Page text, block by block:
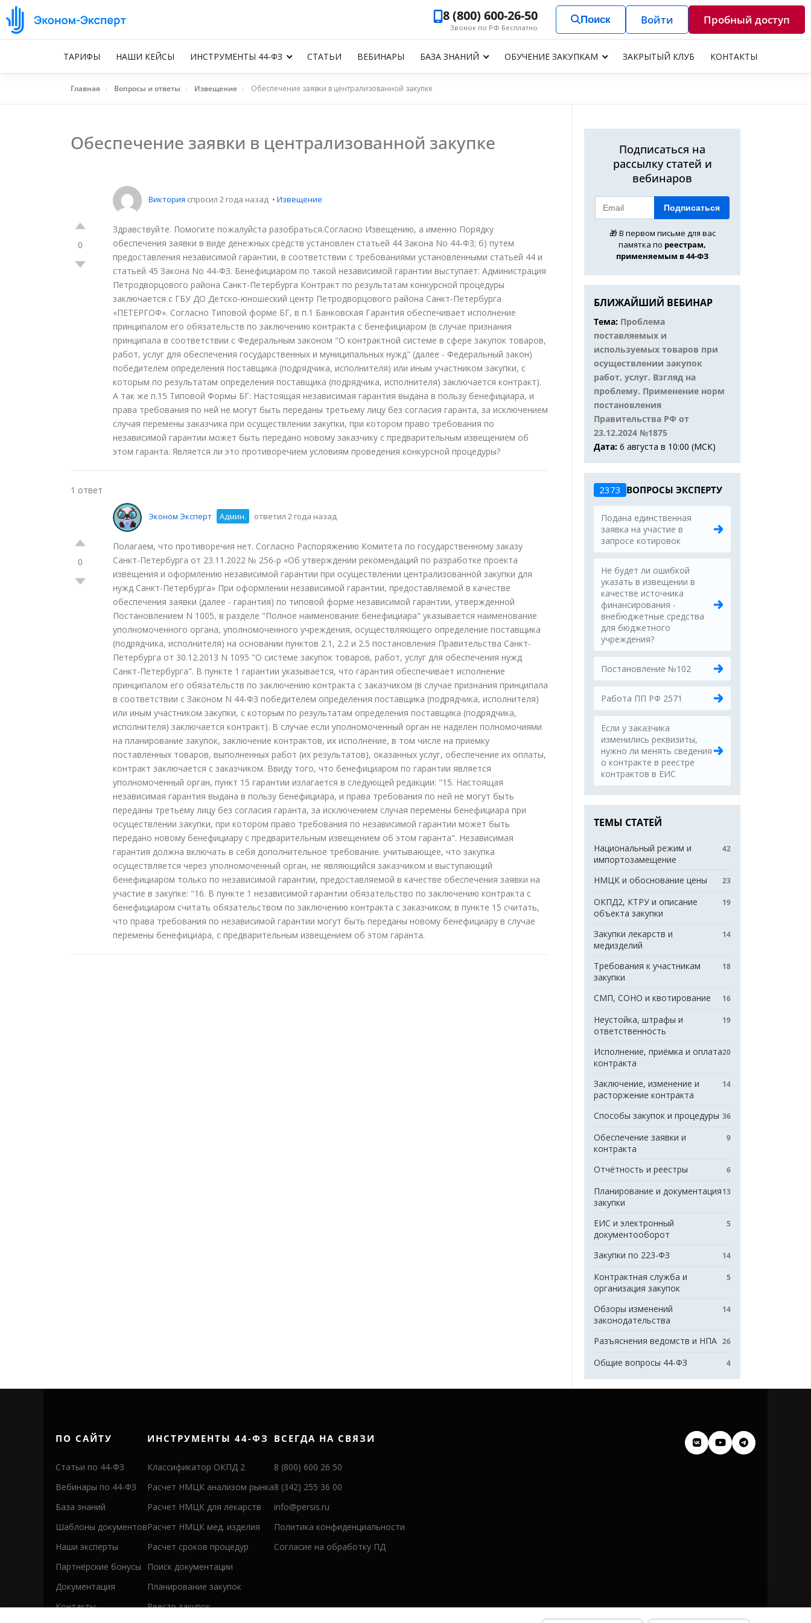
8 (800) 600-26-50
Звонок по РФ Бесплатно
Поиск Войти Пробный доступ
ТАРИФЫ НАШИ КЕЙСЫ ИНСТРУМЕНТЫ 44-ФЗ СТАТЬИ ВЕБИНАРЫ БАЗА ЗНАНИЙ ОБУЧЕНИЕ ЗАКУПКАМ ЗАКРЫТЫЙ КЛУБ КОНТАКТЫ
Главная › Вопросы и ответы › Извещение › Обеспечение заявки в централизованной закупке
Обеспечение заявки в централизованной закупке
0
Виктория спросил 2 года назад • Извещение
Здравствуйте. Помогите пожалуйста разобраться.Согласно Извещению, а именно Порядку
обеспечения заявки в виде денежных средств установлен статьей 44 Закона No 44-ФЗ; б) путем
предоставления независимой гарантии, в соответствии с требованиями установленными статьей 44 и
статьей 45 Закона No 44-ФЗ. Бенефициаром по такой независимой гарантии выступает: Администрация
Петродворцового района Санкт-Петербурга Контракт по результатам конкурсной процедуры
заключается с ГБУ ДО Детско-юношеский центр Петродворцового района Санкт-Петербурга
«ПЕТЕРГОФ». Согласно Типовой форме БГ, в п.1 Банковская Гарантия обеспечивает исполнение
принципалом его обязательств по заключению контракта с бенефициаром (в случае признания
принципала в соответствии с Федеральным законом "О контрактной системе в сфере закупок товаров,
работ, услуг для обеспечения государственных и муниципальных нужд" (далее - Федеральный закон)
победителем определения поставщика (подрядчика, исполнителя) или иным участником закупки, с
которым по результатам определения поставщика (подрядчика, исполнителя) заключается контракт).
А так же п.15 Типовой Формы БГ: Настоящая независимая гарантия выдана в пользу бенефициара, и
права требования по ней не могут быть переданы третьему лицу без согласия гаранта, за исключением
случая перемены заказчика при осуществлении закупки, при котором право требования по
независимой гарантии может быть передано новому заказчику с предварительным извещением об
этом гаранта. Является ли это противоречием условиям проведения конкурсной процедуры?
1 ответ
0
Эконом Эксперт Админ. ответил 2 года назад
Полагаем, что противоречия нет. Согласно Распоряжению Комитета по государственному заказу
Санкт-Петербурга от 23.11.2022 № 256-р «Об утверждении рекомендаций по разработке проекта
извещения и оформлению независимой гарантии при осуществлении централизованной закупки для
нужд Санкт-Петербурга» При оформлении независимой гарантии, предоставляемой в качестве
обеспечения заявки (далее - гарантия) по типовой форме независимой гарантии, утвержденной
Постановлением N 1005, в разделе "Полное наименование бенефициара" указывается наименование
уполномоченного органа, уполномоченного учреждения, осуществляющего определение поставщика
(подрядчика, исполнителя) на основании пунктов 2.1, 2.2 и 2.5 постановления Правительства Санкт-
Петербурга от 30.12.2013 N 1095 "О системе закупок товаров, работ, услуг для обеспечения нужд
Санкт-Петербурга". В пункте 1 гарантии указывается, что гарантия обеспечивает исполнение
принципалом его обязательств по заключению контракта с заказчиком (в случае признания принципала
в соответствии с Законом N 44-ФЗ победителем определения поставщика (подрядчика, исполнителя)
или иным участником закупки, с которым по результатам определения поставщика (подрядчика,
исполнителя) заключается контракт). В случае если уполномоченный орган не наделен полномочиями
на планирование закупок, заключение контрактов, их исполнение, в том числе на приемку
поставленных товаров, выполненных работ (их результатов), оказанных услуг, обеспечение их оплаты,
контракт заключается с заказчиком. Ввиду того, что бенефициаром по гарантии является
уполномоченный орган, пункт 15 гарантии излагается в следующей редакции: "15. Настоящая
независимая гарантия выдана в пользу бенефициара, и права требования по ней не могут быть
переданы третьему лицу без согласия гаранта, за исключением случая перемены бенефициара при
осуществлении закупки, при котором право требования по независимой гарантии может быть
передано новому бенефициару с предварительным извещением об этом гаранта". Независимая
гарантия должна включать в себя дополнительное требование. учитывающее, что закупка
осуществляется через уполномоченный орган, не являющийся заказчиком и выступающий
бенефициаром только по независимой гарантии, предоставляемой в качестве обеспечения заявки на
участие в закупке: "16. В пункте 1 независимой гарантии обязательство по заключению контракта с
бенефициаром считать обязательством по заключению контракта с заказчиком; в пункте 15 считать,
что права требования по независимой гарантии могут быть переданы новому бенефициару в случае
перемены бенефициара, с предварительным извещением об этом гаранта.
Подписаться на
рассылку статей и
вебинаров
Подписаться
🎁 В первом письме для вас
памятка по реестрам,
применяемым в 44-ФЗ
БЛИЖАЙШИЙ ВЕБИНАР
Тема: Проблема
поставляемых и
используемых товаров при
осуществлении закупок
работ, услуг. Взгляд на
проблему. Применение норм
постановления
Правительства РФ от
23.12.2024 №1875
Дата: 6 августа в 10:00 (МСК)
2373 ВОПРОСЫ ЭКСПЕРТУ
Подана единственная
заявка на участие в
запросе котировок
Не будет ли ошибкой
указать в извещении в
качестве источника
финансирования -
внебюджетные средства
для бюджетного
учреждения?
Постановление №102
Работа ПП РФ 2571
Если у заказчика
изменились реквизиты,
нужно ли менять сведения
о контракте в реестре
контрактов в ЕИС
ТЕМЫ СТАТЕЙ
Национальный режим и
импортозамещение
42
НМЦК и обоснование цены 23
ОКПД2, КТРУ и описание
объекта закупки
19
Закупки лекарств и
медизделий
14
Требования к участникам
закупки
18
СМП, СОНО и квотирование 16
Неустойка, штрафы и
ответственность
19
Исполнение, приёмка и оплата
контракта
20
Заключение, изменение и
расторжение контракта
14
Способы закупок и процедуры 36
Обеспечение заявки и
контракта
9
Отчётность и реестры 6
Планирование и документация
закупки
13
ЕИС и электронный
документооборот
5
Закупки по 223-ФЗ 14
Контрактная служба и
организация закупок
5
Обзоры изменений
законодательства
14
Разъяснения ведомств и НПА 26
Общие вопросы 44-ФЗ 4
ПО САЙТУ
Статьи по 44-ФЗ
Вебинары по 44-ФЗ
База знаний
Шаблоны документов
Наши эксперты
Партнёрские бонусы
Документация
Контакты
ИНСТРУМЕНТЫ 44-ФЗ
Классификатор ОКПД 2
Расчет НМЦК анализом рынка
Расчет НМЦК для лекарств
Расчет НМЦК мед. изделия
Расчет сроков процедур
Поиск документации
Планирование закупок
Реестр закупок
ВСЕГДА НА СВЯЗИ
8 (800) 600 26 50
8 (342) 255 36 00
info@persis.ru
Политика конфиденциальности
Согласие на обработку ПД